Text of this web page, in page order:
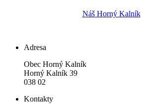
Náš Horný Kalník
Adresa
Obec Horný Kalník
Horný Kalník 39
038 02
Kontakty